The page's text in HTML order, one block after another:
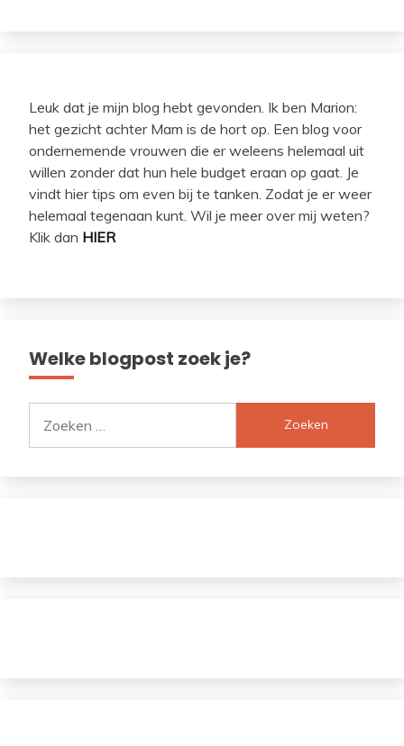
Leuk dat je mijn blog hebt gevonden. Ik ben Marion:
het gezicht achter Mam is de hort op. Een blog voor
ondernemende vrouwen die er weleens helemaal uit
willen zonder dat hun hele budget eraan op gaat. Je
vindt hier tips om even bij te tanken. Zodat je er weer
helemaal tegenaan kunt. Wil je meer over mij weten?
Klik dan HIER
Welke blogpost zoek je?
naar: